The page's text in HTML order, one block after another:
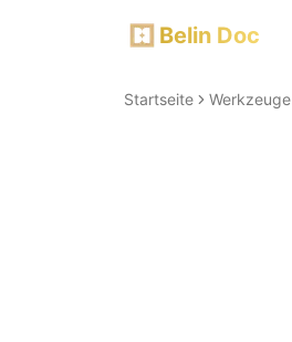
Belin Doc
Startseite Werkzeuge